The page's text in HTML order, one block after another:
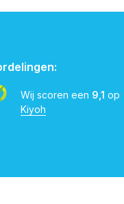
Wij scoren een 9,1 op
Kiyoh